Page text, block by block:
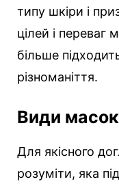
типу шкіри і
цілей і
більше
різноманіття.
Види
Для якісного
розуміти, яка